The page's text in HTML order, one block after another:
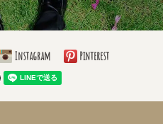
Instagram Pinterest